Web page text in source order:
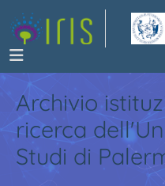
Archivio
ricerca
Studi di